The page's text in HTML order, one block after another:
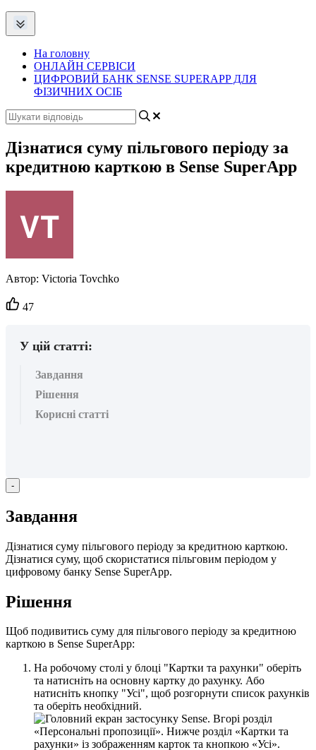
На головну
ОНЛАЙН СЕРВІСИ
ЦИФРОВИЙ БАНК SENSE SUPERAPP ДЛЯ
ФІЗИЧНИХ ОСІБ
Дізнатися суму пільгового періоду за
кредитною карткою в Sense SuperApp
Автор: Victoria Tovchko
Кількість
вподобайок:
47
У цій статті:
Завдання
Рішення
Корисні статті
-
Завдання
Дізнатися суму пільгового періоду за кредитною карткою.
Дізнатися суму, щоб скористатися пільговим періодом у
цифровому банку Sense SuperApp.
Рішення
Щоб подивитись суму для пільгового періоду за кредитною
карткою в Sense SuperApp:
На робочому столі у блоці "Картки та рахунки" оберіть
та натисніть на основну картку до рахунку. Або
натисніть кнопку "Усі", щоб розгорнути список рахунків
та оберіть необхідний.